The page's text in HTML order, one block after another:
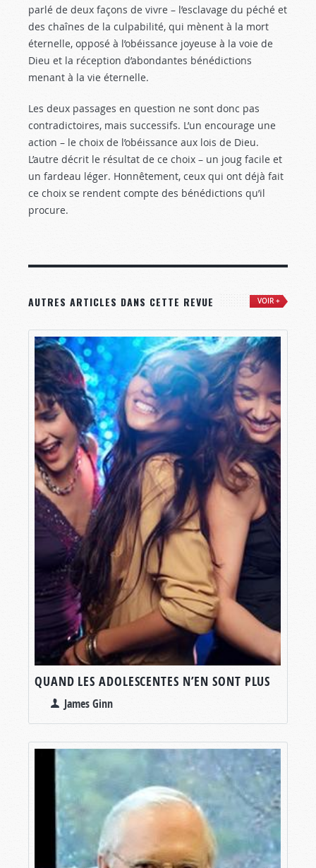
parlé de deux façons de vivre – l’esclavage du péché et
des chaînes de la culpabilité, qui mènent à la mort
éternelle, opposé à l’obéissance joyeuse à la voie de
Dieu et la réception d’abondantes bénédictions
menant à la vie éternelle.
Les deux passages en question ne sont donc pas
contradictoires, mais successifs. L’un encourage une
action – le choix de l’obéissance aux lois de Dieu.
L’autre décrit le résultat de ce choix – un joug facile et
un fardeau léger. Honnêtement, ceux qui ont déjà fait
ce choix se rendent compte des bénédictions qu’il
procure.
AUTRES ARTICLES DANS CETTE REVUE VOIR +
QUAND LES ADOLESCENTES N’EN SONT PLUS
James Ginn